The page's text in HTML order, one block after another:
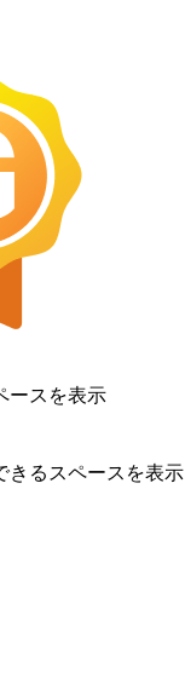
ースを表示
きるスペースを表示